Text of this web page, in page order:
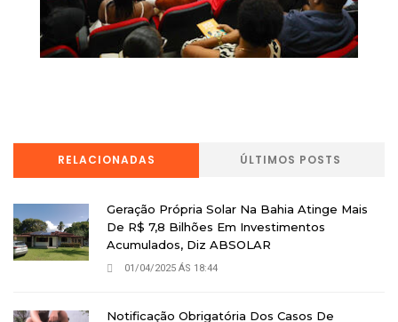
RELACIONADAS ÚLTIMOS POSTS
Geração Própria Solar Na Bahia Atinge Mais
De R$ 7,8 Bilhões Em Investimentos
Acumulados, Diz ABSOLAR
01/04/2025 ÁS 18:44
Notificação Obrigatória Dos Casos De